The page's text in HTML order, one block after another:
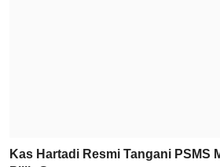
Kas Hartadi Resmi Tangani PSMS